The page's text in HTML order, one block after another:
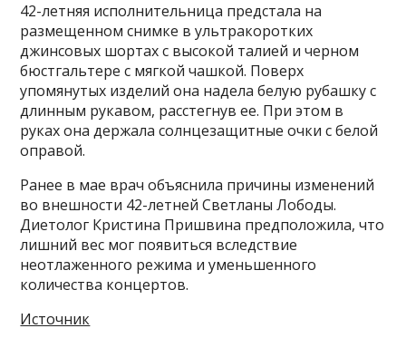
42-летняя исполнительница предстала на
размещенном снимке в ультракоротких
джинсовых шортах с высокой талией и черном
бюстгальтере с мягкой чашкой. Поверх
упомянутых изделий она надела белую рубашку с
длинным рукавом, расстегнув ее. При этом в
руках она держала солнцезащитные очки с белой
оправой.
Ранее в мае врач объяснила причины изменений
во внешности 42-летней Светланы Лободы.
Диетолог Кристина Пришвина предположила, что
лишний вес мог появиться вследствие
неотлаженного режима и уменьшенного
количества концертов.
Источник